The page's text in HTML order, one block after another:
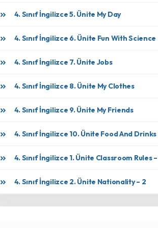
4. Sınıf İngilizce 5. Ünite My Day
4. Sınıf İngilizce 6. Ünite Fun With Science
4. Sınıf İngilizce 7. Ünite Jobs
4. Sınıf İngilizce 8. Ünite My Clothes
4. Sınıf İngilizce 9. Ünite My Friends
4. Sınıf İngilizce 10. Ünite Food And Drinks
4. Sınıf İngilizce 1. Ünite Classroom Rules
4. Sınıf İngilizce 2. Ünite Nationality – 2